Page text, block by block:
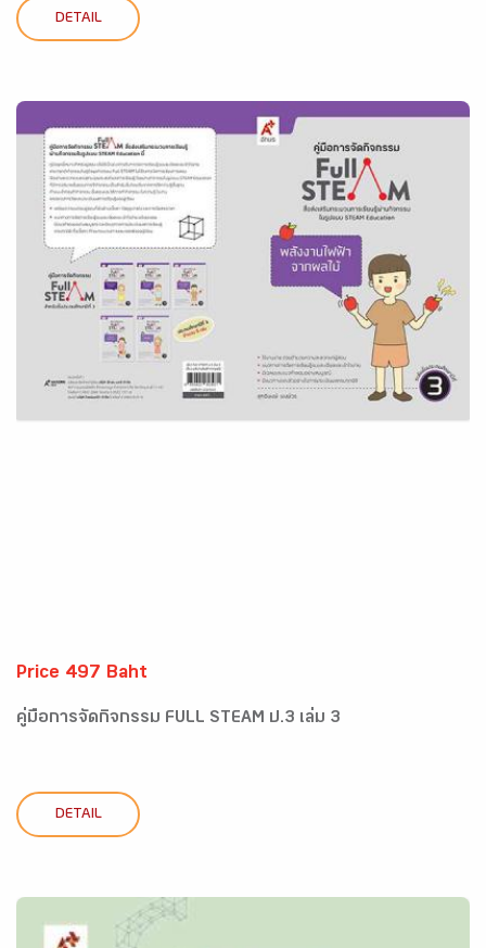
DETAIL
Price 497 Baht
คู่มือการจัดกิจกรรม FULL STEAM ป.3 เล่ม 3
DETAIL